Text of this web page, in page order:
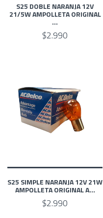
S25 DOBLE NARANJA 12V
21/5W AMPOLLETA ORIGINAL
...
$2.990
S25 SIMPLE NARANJA 12V 21W
AMPOLLETA ORIGINAL A...
$2.990